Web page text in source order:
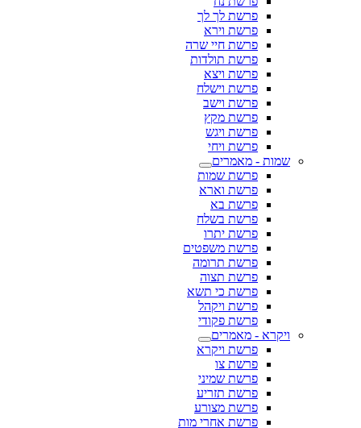
פרשת לך לך
פרשת וירא
פרשת חיי שרה
פרשת תולדות
פרשת ויצא
פרשת וישלח
פרשת וישב
פרשת מקץ
פרשת ויגש
פרשת ויחי
שמות - מאמרים
פרשת שמות
פרשת וארא
פרשת בא
פרשת בשלח
פרשת יתרו
פרשת משפטים
פרשת תרומה
פרשת תצוה
פרשת כי תשא
פרשת ויקהל
פרשת פקודי
ויקרא - מאמרים
פרשת ויקרא
פרשת צו
פרשת שמיני
פרשת תזריע
פרשת מצורע
פרשת אחרי מות